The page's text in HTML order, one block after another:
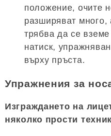
положение, очите
разширяват много,
трябва да се
натиск,
върху пръста.
Упражнения за
Изграждането на
няколко прости